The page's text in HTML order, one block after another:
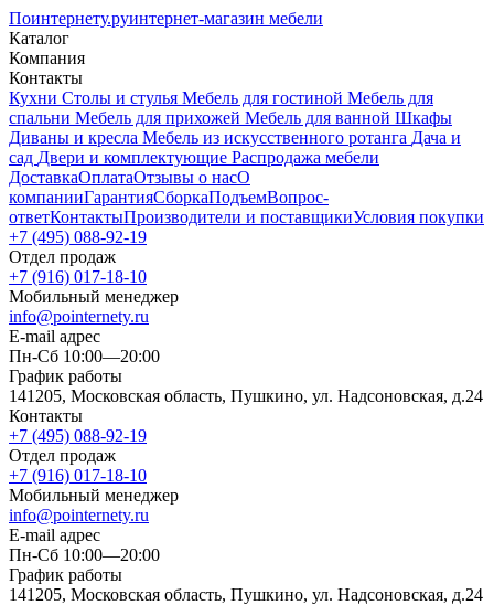
Поинтернету.руинтернет-магазин мебели
Каталог
Компания
Контакты
Кухни Столы и стулья Мебель для гостиной Мебель для
спальни Мебель для прихожей Мебель для ванной Шкафы
Диваны и кресла Мебель из искусственного ротанга Дача и
сад Двери и комплектующие Распродажа мебели
ДоставкаОплатаОтзывы о насО
компанииГарантияСборкаПодъемВопрос-
ответКонтактыПроизводители и поставщикиУсловия покупки
+7 (495) 088-92-19
Отдел продаж
+7 (916) 017-18-10
Мобильный менеджер
info@pointernety.ru
E-mail адрес
Пн-Сб 10:00—20:00
График работы
141205, Московская область, Пушкино, ул. Надсоновская, д.24
Контакты
+7 (495) 088-92-19
Отдел продаж
+7 (916) 017-18-10
Мобильный менеджер
info@pointernety.ru
E-mail адрес
Пн-Сб 10:00—20:00
График работы
141205, Московская область, Пушкино, ул. Надсоновская, д.24